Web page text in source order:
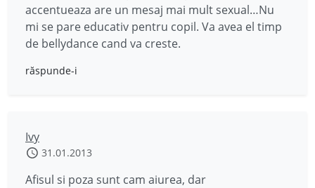
accentueaza are un mesaj mai mult sexual…Nu
mi se pare educativ pentru copil. Va avea el timp
de bellydance cand va creste.
răspunde-i
Ivy
31.01.2013
Afisul si poza sunt cam aiurea, dar